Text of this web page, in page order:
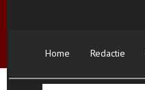
Home Redactie